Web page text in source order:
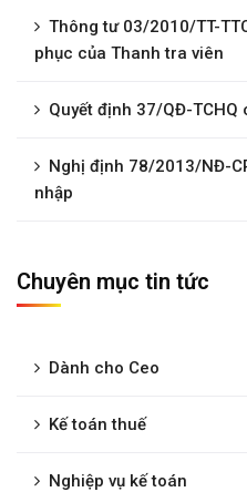
Thông tư 03/2010/TT-
phục của Thanh tra viên
Quyết định 37/QĐ-
Nghị định 78/2013/NĐ-
nhập
Chuyên mục tin tức
Dành cho Ceo
Kế toán thuế
Nghiệp vụ kế toán